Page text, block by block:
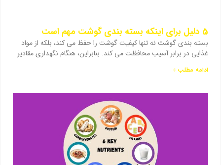
5 دلیل برای اینکه بسته بندی گوشت مهم است
بسته بندی گوشت نه تنها کیفیت گوشت را حفظ می کند، بلکه از مواد
غذایی در برابر آسیب محافظت می کند. بنابراین، هنگام نگهداری مقادیر
ادامه مطلب »